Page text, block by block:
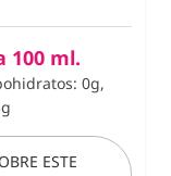
100 ml.
0g,
ESTE